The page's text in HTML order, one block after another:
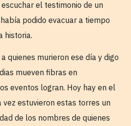
el testimonio de un
podido evacuar a tiempo
historia.
quienes murieron ese día y digo
mueven fibras en
eventos logran. Hoy hay en el
estuvieron estas torres un
de los nombres de quienes